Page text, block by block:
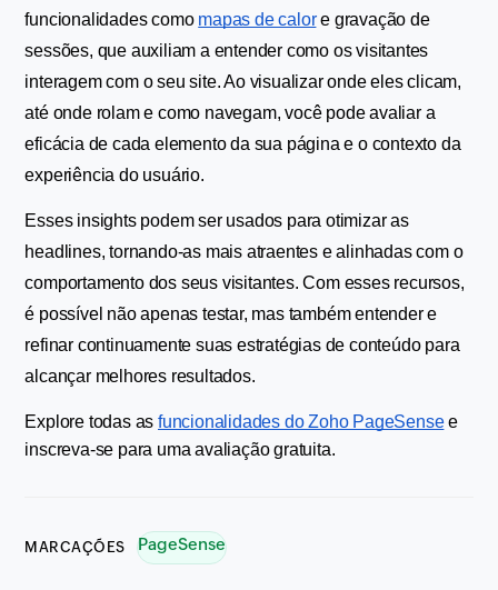
funcionalidades como mapas de calor e gravação de
sessões, que auxiliam a entender como os visitantes
interagem com o seu site. Ao visualizar onde eles clicam,
até onde rolam e como navegam, você pode avaliar a
eficácia de cada elemento da sua página e o contexto da
experiência do usuário.
Esses insights podem ser usados para otimizar as
headlines, tornando-as mais atraentes e alinhadas com o
comportamento dos seus visitantes. Com esses recursos,
é possível não apenas testar, mas também entender e
refinar continuamente suas estratégias de conteúdo para
alcançar melhores resultados.
Explore todas as funcionalidades do Zoho PageSense e
inscreva-se para uma avaliação gratuita.
MARCAÇÕES PageSense